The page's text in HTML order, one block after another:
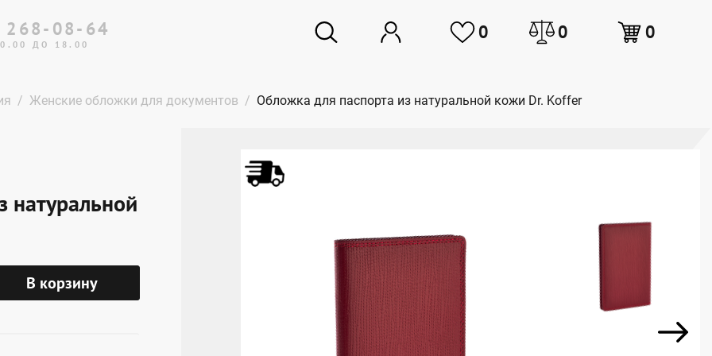
268-08-64
ДО 18.00
0 0 0
Женские обложки для документов Обложка для паспорта из натуральной кожи Dr. Koffer
натуральной
В корзину